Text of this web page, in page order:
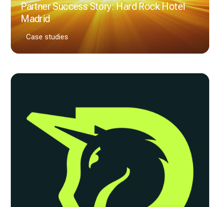
Partner Success Story: Hard Rock Hotel
Madrid
Case studies